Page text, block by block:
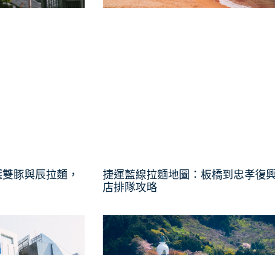
豚與辰拉麵，
捷運藍線拉麵地圖：板橋到忠孝復
店排隊攻略